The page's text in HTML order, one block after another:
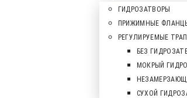
ГИДРОЗАТВОРЫ
ПРИЖИМНЫЕ
РЕГУЛИРУЕМЫЕ
БЕЗ
МОКРЫЙ
СУХОЙ